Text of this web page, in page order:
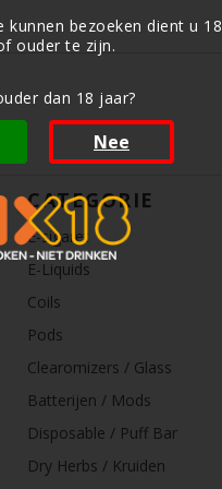
kunnen bezoeken dient u 18
ouder te zijn.
dan 18 jaar?
Nee
CATEGORIE
E-sigaret
E-Liquids
Coils
Pods
Clearomizers / Glass
Batterijen / Mods
Disposable / Puff Bar
Dry Herbs / Kruiden